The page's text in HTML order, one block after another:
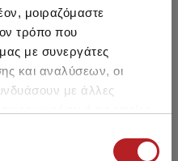
μοιραζόμαστε
τρόπο που
μας με συνεργάτες
και αναλύσεων, οι
με άλλες